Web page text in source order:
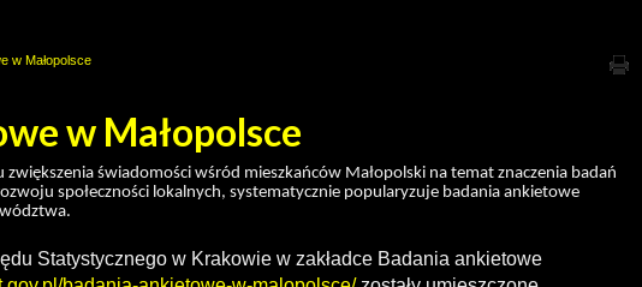
w Małopolsce
w Małopolsce
świadomości wśród mieszkańców Małopolski na temat znaczenia badań
społeczności lokalnych, systematycznie popularyzuje badania ankietowe
Statystycznego w Krakowie w zakładce Badania ankietowe